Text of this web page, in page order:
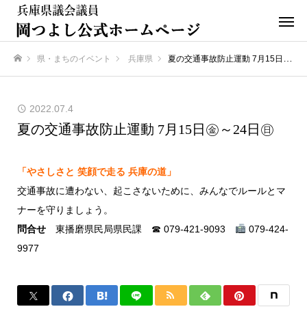
県・まちのイベント 兵庫県 夏の交通事故防止運動 7月15日㊎～24日㊐
2022.07.4
夏の交通事故防止運動 7月15日㊎～24日㊐
「やさしさと 笑顔で走る 兵庫の道」
交通事故に遭わない、起こさないために、みんなでルールとマ
ナーを守りましょう。
問合せ 東播磨県民局県民課 ☎ 079-421-9093
079-424-
9977